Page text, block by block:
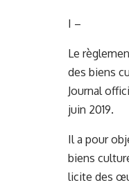
I –
Le
des biens
Journal
juin 2019.
Il a pour
biens
licite des